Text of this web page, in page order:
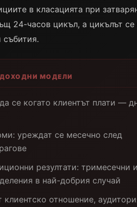
в класацията при
24-часов цикъл, а цикълът
МОДЕЛИ
се когато клиентът плати —
уреждат се месечно след
резултати: тримесечни
в най-добрия случай
клиентско отношение,